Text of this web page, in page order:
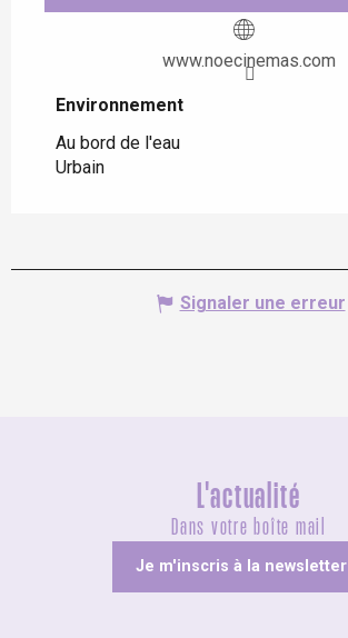
www.noecinemas.com
Environnement
Environnement
Au bord de l'eau
Urbain
Signaler une erreur
L'actualité
Dans votre boîte mail
Je m'inscris à la newsletter